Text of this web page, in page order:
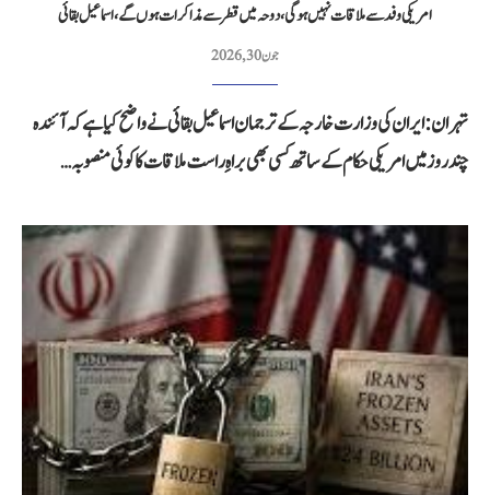
امریکی وفد سے ملاقات نہیں ہوگی، دوحہ میں قطر سے مذاکرات ہوں گے، اسماعیل بقائی
جون 30, 2026
تہران: ایران کی وزارت خارجہ کے ترجمان اسماعیل بقائی نے واضح کیا ہے کہ آئندہ
چند روز میں امریکی حکام کے ساتھ کسی بھی براہِ راست ملاقات کا کوئی منصوبہ…